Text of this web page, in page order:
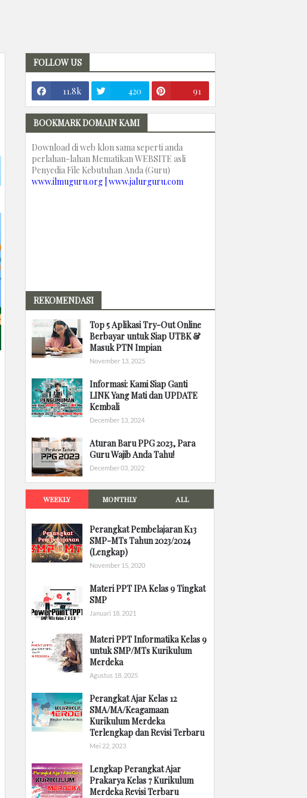
FOLLOW US
11.8k 420 91
BOOKMARK DOMAIN KAMI
Download di web klon sama seperti anda
perlahan-lahan Mematikan WEBSITE asli
Penyedia File Kebutuhan Anda (Guru)
www.ilmuguru.org | www.jalurguru.com
REKOMENDASI
Top 5 Aplikasi Try-Out Online
Berbayar untuk Siap UTBK &
Masuk PTN Impian
November 13, 2025
Informasi: Kami Siap Ganti
LINK Yang Mati dan UPDATE
Kembali
December 13, 2024
Aturan Baru PPG 2023, Para
Guru Wajib Anda Tahu!
December 03, 2022
WEEKLY MONTHLY ALL
Perangkat Pembelajaran K13
SMP-MTs Tahun 2023/2024
(Lengkap)
November 15, 2020
Materi PPT IPA Kelas 9 Tingkat
SMP
Januari 18, 2021
Materi PPT Informatika Kelas 9
untuk SMP/MTs Kurikulum
Merdeka
Agustus 18, 2025
Perangkat Ajar Kelas 12
SMA/MA/Keagamaan
Kurikulum Merdeka
Terlengkap dan Revisi Terbaru
Mei 22, 2023
Lengkap Perangkat Ajar
Prakarya Kelas 7 Kurikulum
Merdeka Revisi Terbaru